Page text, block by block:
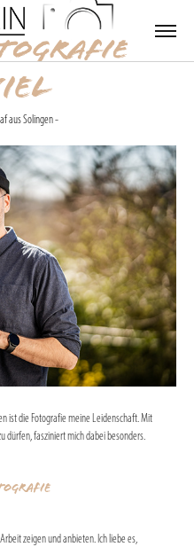
aus Solingen -
ist die Fotografie meine Leidenschaft. Mit
dürfen, fasziniert mich dabei besonders.
zeigen und anbieten. Ich liebe es,